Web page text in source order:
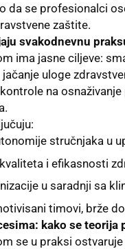
da se profesionalci
zaštite.
svakodnevnu
ima jasne ciljeve:
jačanje uloge
na
stručnjaka u
i efikasnosti
u saradnji sa
timovi, brže
kako se teorija
se u praksi